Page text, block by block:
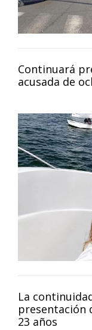
Continuará
acusada de
La
presentación
23 años